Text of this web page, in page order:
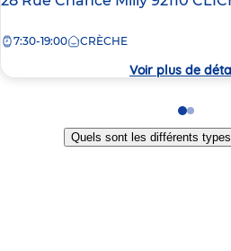
la7:30-19:00 CRÈCHE
Voir plus de
Go
to
slide
Go
to
slide
Quels sont les différents